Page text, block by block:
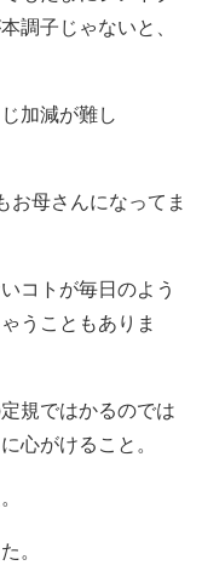
調子じゃないと、
加減が難し
お母さんになってま
コトが毎日のよう
うこともありま
規ではかるのでは
心がけること。
。